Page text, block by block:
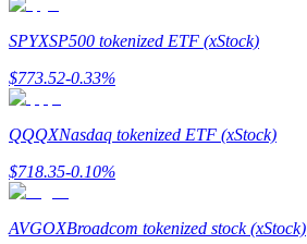
Deposit CASHCAT & Win
Share 500000 CASHCAT prize pool
SPYXSP500 tokenized ETF (xStock)
$773.52-0.33%
QQQXNasdaq tokenized ETF (xStock)
$718.35-0.10%
AVGOXBroadcom tokenized stock (xStock)